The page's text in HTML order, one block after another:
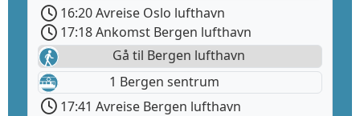
16:20 Avreise Oslo lufthavn
17:18 Ankomst Bergen lufthavn
Gå til Bergen lufthavn
1 Bergen sentrum
17:41 Avreise Bergen lufthavn